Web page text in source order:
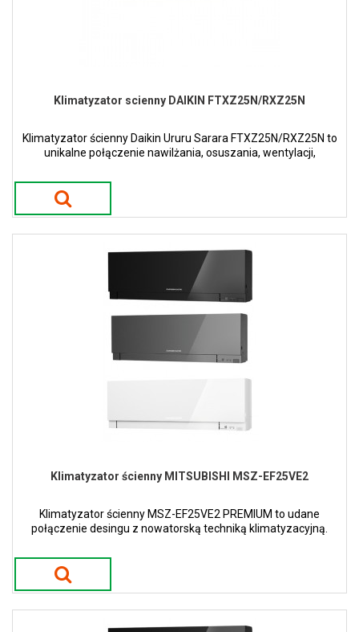
Klimatyzator scienny DAIKIN FTXZ25N/RXZ25N
Klimatyzator ścienny Daikin Ururu Sarara FTXZ25N/RXZ25N to
unikalne połączenie nawilżania, osuszania, wentylacji,
najwyższymi wartościami efektywności.
Klimatyzator ścienny MITSUBISHI MSZ-EF25VE2
Klimatyzator ścienny MSZ-EF25VE2 PREMIUM to udane
połączenie desingu z nowatorską techniką klimatyzacyjną.